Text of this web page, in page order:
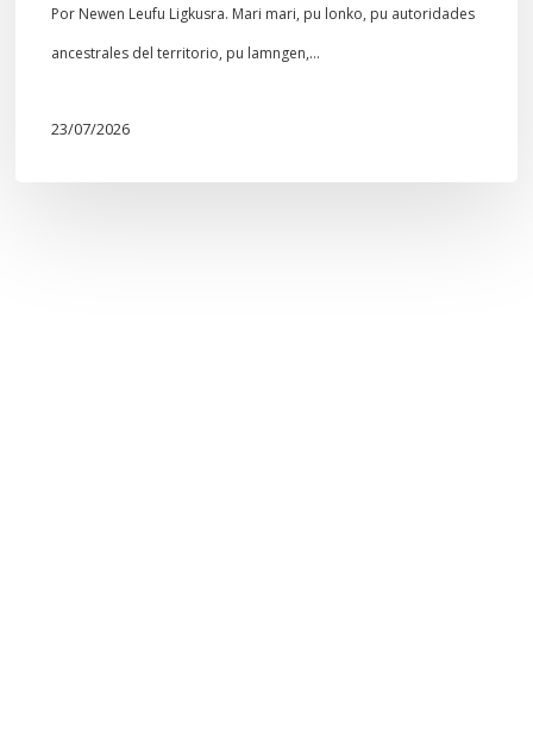
comunitario
Mapuche»
Por Newen Leufu Ligkusra. Mari mari, pu lonko, pu autoridades
ancestrales del territorio, pu lamngen,…
23/07/2026